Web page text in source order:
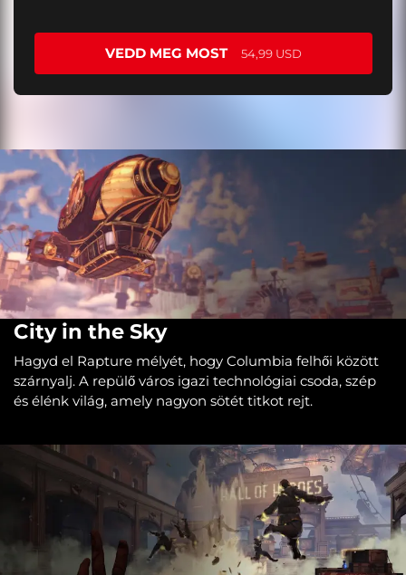
VEDD MEG MOST 54,99 USD
City in the Sky
Hagyd el Rapture mélyét, hogy Columbia felhői között
szárnyalj. A repülő város igazi technológiai csoda, szép
és élénk világ, amely nagyon sötét titkot rejt.